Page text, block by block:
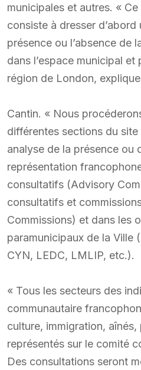
municipales et autres. «
consiste à dresser
présence ou l’absence de
dans l’espace municipal et
région de London,
Cantin. « Nous
différentes sections du
analyse de la présence ou
représentation
consultatifs (Advisory
consultatifs et
Commissions) et dans les
paramunicipaux de la Ville
CYN, LEDC, LMLIP, etc.).
« Tous les secteurs des
communautaire
culture, immigration,
représentés sur le comité
Des consultations seront